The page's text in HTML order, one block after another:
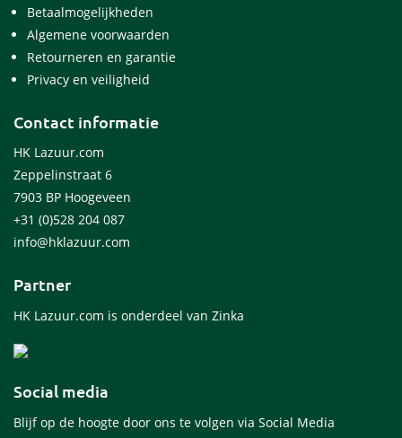
Betaalmogelijkheden
Algemene voorwaarden
Retourneren en garantie
Privacy en veiligheid
Contact informatie
HK Lazuur.com
Zeppelinstraat 6
7903 BP Hoogeveen
+31 (0)528 204 087
info@hklazuur.com
Partner
HK Lazuur.com is onderdeel van Zinka
Social media
Blijf op de hoogte door ons te volgen via Social Media